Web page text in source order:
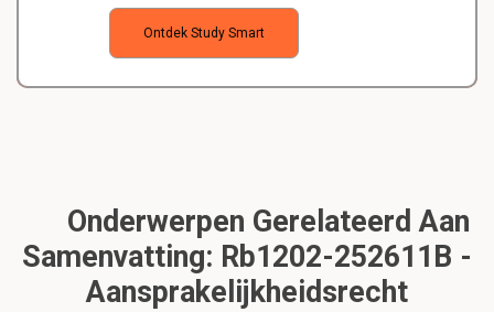
Ontdek Study Smart
Onderwerpen Gerelateerd Aan
Samenvatting: Rb1202-252611B -
Aansprakelijkheidsrecht